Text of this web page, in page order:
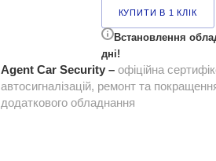
КУПИТИ В 1 КЛІК
Встановлення
дні!
Agent Car Security – офіційна
автосигналізацій, ремонт та
додаткового обладнання